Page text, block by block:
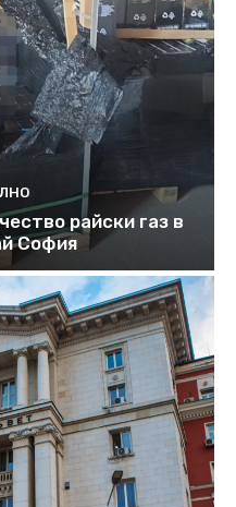
райски газ в
София